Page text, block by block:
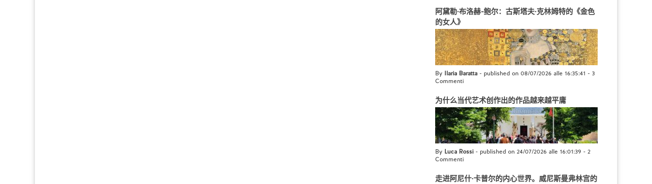
阿黛勒·布洛赫-鲍尔：古斯塔夫·克林姆特的《金色
的女人》
By Ilaria Baratta - published on 08/07/2026 alle 16:35:41 - 3
Commenti
为什么当代艺术创作出的作品越来越平庸
By Luca Rossi - published on 24/07/2026 alle 16:01:39 - 2
Commenti
走进阿尼什·卡普尔的内心世界。威尼斯曼弗林宫的